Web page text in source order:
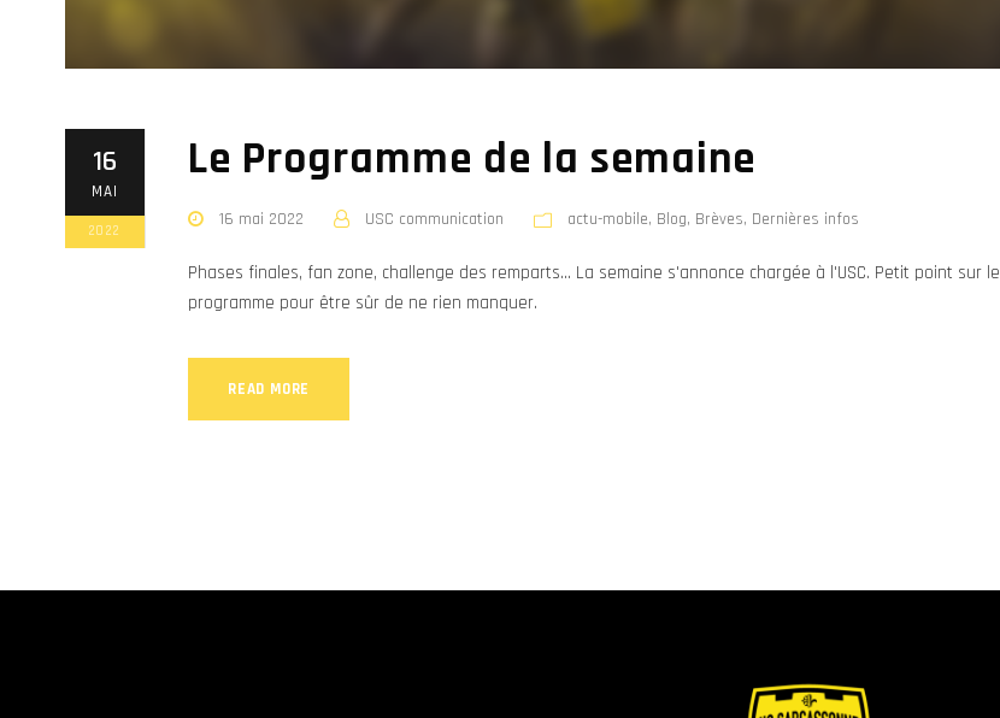
16
MAI
2022
Le Programme de la semaine
16 mai 2022 USC communication actu-mobile, Blog, Brèves, Dernières infos
Phases finales, fan zone, challenge des remparts... La semaine s'annonce chargée à l'USC. Petit point sur le
programme pour être sûr de ne rien manquer.
READ MORE